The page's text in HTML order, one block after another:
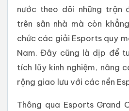
nước theo dõi những trận
trên sân nhà mà còn
chức các giải Esports quy
Nam. Đây cũng là dịp để
tích lũy kinh nghiệm, nâng
rộng giao lưu với các nền
Thông qua Esports Grand